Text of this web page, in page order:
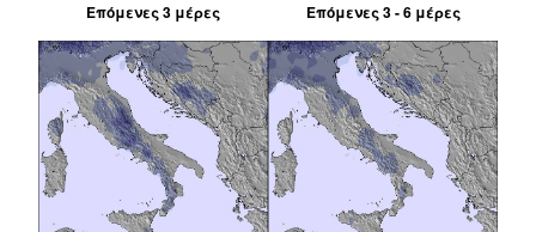
Επόμενες 3 μέρες Επόμενες 3 - 6 μέρες